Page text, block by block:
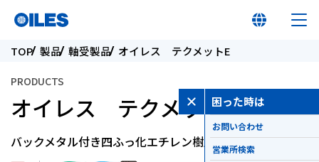
オイレス早わかり
困った時は
お問い合わせ
営業所検索
TOP 製品 軸受製品 オイレス テクメットE
PRODUCTS
オイレス テクメットE
バックメタル付き四ふっ化エチレン樹脂複層軸受